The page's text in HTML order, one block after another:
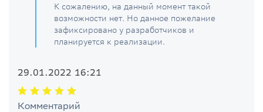
К сожалению, на данный момент такой
возможности нет. Но данное пожелание
зафиксировано у разработчиков и
планируется к реализации.
29.01.2022 16:21
Комментарий